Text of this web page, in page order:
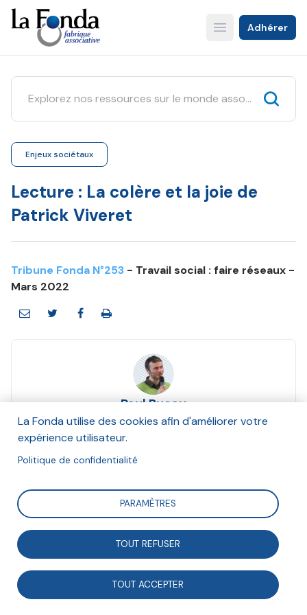
Aller
au
contenu
principal
Open main menu
Adhérer
Enjeux sociétaux
Lecture : La colère et la joie de
Patrick Viveret
Tribune Fonda N°253 - Travail social : faire réseaux -
Mars 2022
Paul Bucau
Et Patrick Viveret
Dans ce nouvel ouvrage paru en juin 2021 aux éditions
Utopia, Patrick Viveret s’efforce de donner sens à
l’association de deux émotions a priori incompatibles
qui irriguent les mouvements citoyens, certains se
La Fonda utilise des cookies afin d'améliorer votre
expérience utilisateur.
Politique de confidentialité
PARAMÈTRES
TOUT REFUSER
TOUT ACCEPTER